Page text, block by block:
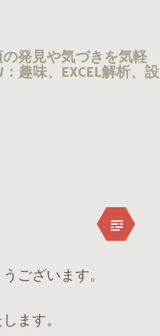
発見や気づきを気軽
趣味、EXCEL解析、設
ございます。
ます。